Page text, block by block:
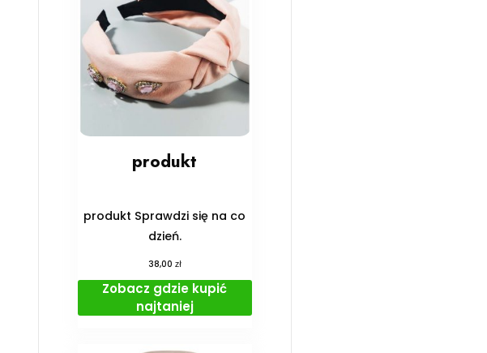
produkt
produkt Sprawdzi się na co
dzień.
38,00 zł
Zobacz gdzie kupić
najtaniej